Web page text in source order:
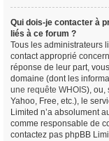
Qui dois-je contacter à
liés à ce forum ?
Tous les administrateurs
contact approprié
réponse de leur part,
domaine (dont les
une requête WHOIS), ou,
Yahoo, Free, etc.), le
Limited n’a absolument
comme responsable de
contactez pas phpBB